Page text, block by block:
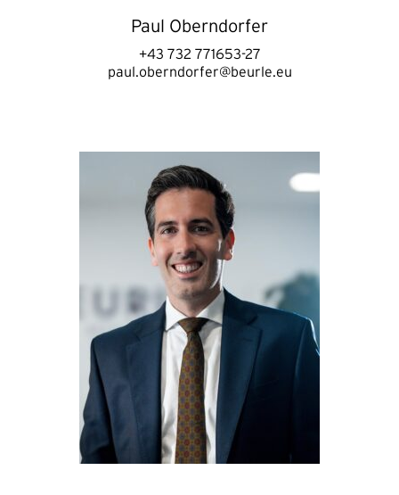
Paul Oberndorfer
+43 732 771653-27
paul.oberndorfer@beurle.eu